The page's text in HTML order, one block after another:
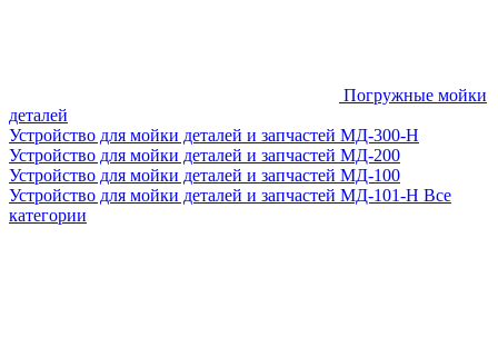
Погружные мойки
деталей
Устройство для мойки деталей и запчастей МД-300-H
Устройство для мойки деталей и запчастей МД-200
Устройство для мойки деталей и запчастей МД-100
Устройство для мойки деталей и запчастей МД-101-Н Все
категории